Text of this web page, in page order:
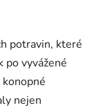
potravin, které
po vyvážené
nejen